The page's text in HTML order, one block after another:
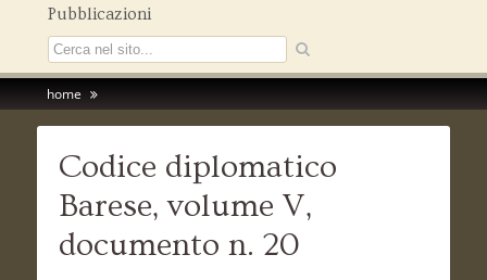
Pubblicazioni
home
Codice diplomatico
Barese, volume V,
documento n. 20